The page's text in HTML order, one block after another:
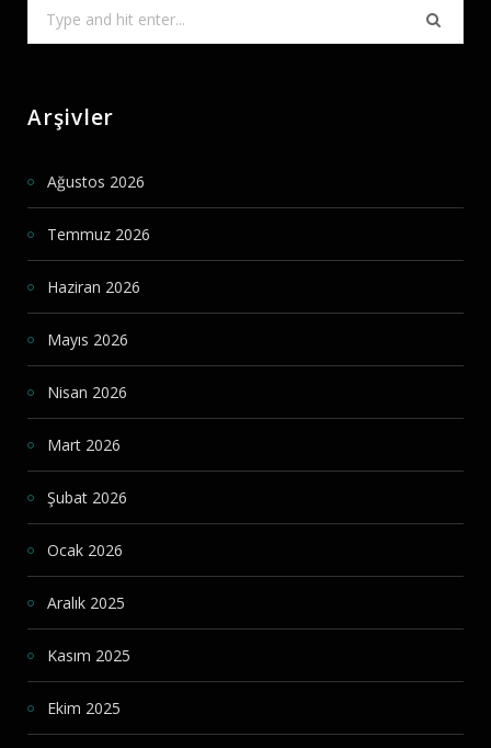
Arşivler
Ağustos 2026
Temmuz 2026
Haziran 2026
Mayıs 2026
Nisan 2026
Mart 2026
Şubat 2026
Ocak 2026
Aralık 2025
Kasım 2025
Ekim 2025